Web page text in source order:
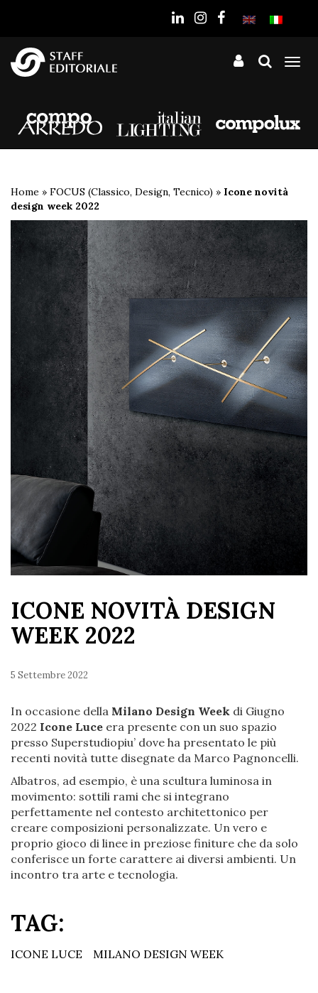
Home » FOCUS (Classico, Design, Tecnico) » Icone novità
design week 2022
ICONE NOVITÀ DESIGN
WEEK 2022
5 Settembre 2022
In occasione della Milano Design Week di Giugno
2022 Icone Luce era presente con un suo spazio
presso Superstudiopiu’ dove ha presentato le più
recenti novità tutte disegnate da Marco Pagnoncelli.
Albatros, ad esempio, è una scultura luminosa in
movimento: sottili rami che si integrano
perfettamente nel contesto architettonico per
creare composizioni personalizzate. Un vero e
proprio gioco di linee in preziose finiture che da solo
conferisce un forte carattere ai diversi ambienti. Un
incontro tra arte e tecnologia.
TAG:
ICONE LUCE MILANO DESIGN WEEK